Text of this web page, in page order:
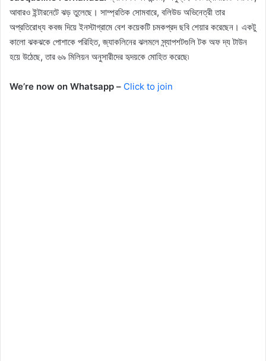
আবারও ইন্টারনেটে ঝড় তুলেছে। সাম্প্রতিক সোমবারে, বলিউড অভিনেত্রী তার
অপ্রতিরোধ্য কবজ দিয়ে ইনস্টাগ্রামে বেশ কয়েকটি চমকপ্রদ ছবি শেয়ার করেছেন। একটু
কালো ঝকঝকে পোশাকে পরিহিত, জ্যাকলিনের ঝলমলে স্ন্যাপশটগুলি টক অফ দ্য টাউন
হয়ে উঠেছে, তার ৬৯ মিলিয়ন অনুসারীদের হৃদয়কে মোহিত করেছে৷
We’re now on Whatsapp – Click to join